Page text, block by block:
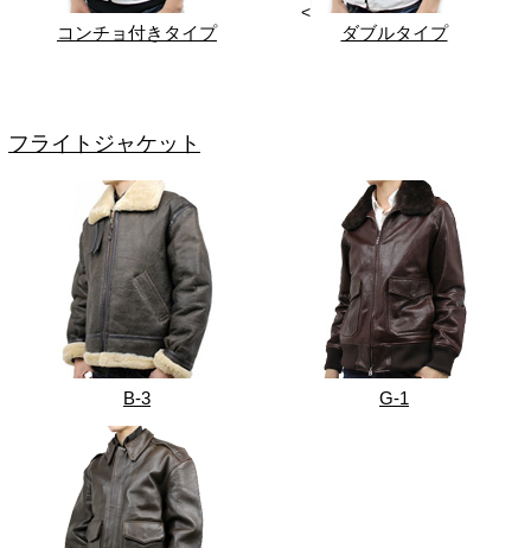
コンチョ付きタイプ
<
ダブルタイプ
フライトジャケット
B-3 G-1